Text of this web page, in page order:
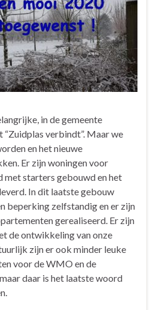
in de gemeente
“Zuidplas verbindt”. Maar we
en het nieuwe
Er zijn woningen voor
met starters gebouwd en het
In dit laatste gebouw
beperking zelfstandig en er zijn
gerealiseerd. Er zijn
de ontwikkeling van onze
zijn er ook minder leuke
voor de WMO en de
daar is het laatste woord